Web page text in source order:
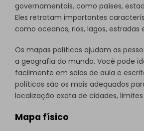
governamentais, como países,
Eles retratam importantes
como oceanos, rios, lagos, estradas
Os mapas políticos ajudam as
a geografia do mundo. Você pode
facilmente em salas de aula e
políticos são os mais adequados
localização exata de cidades,
Mapa físico